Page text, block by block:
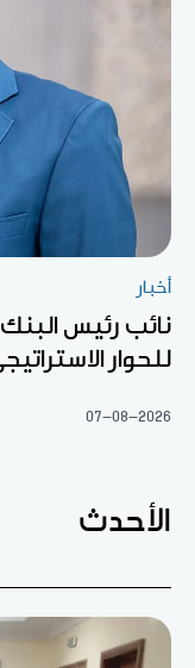
أخبار
نائب رئيس البنك
للحوار
07-08-2026
الأحدث